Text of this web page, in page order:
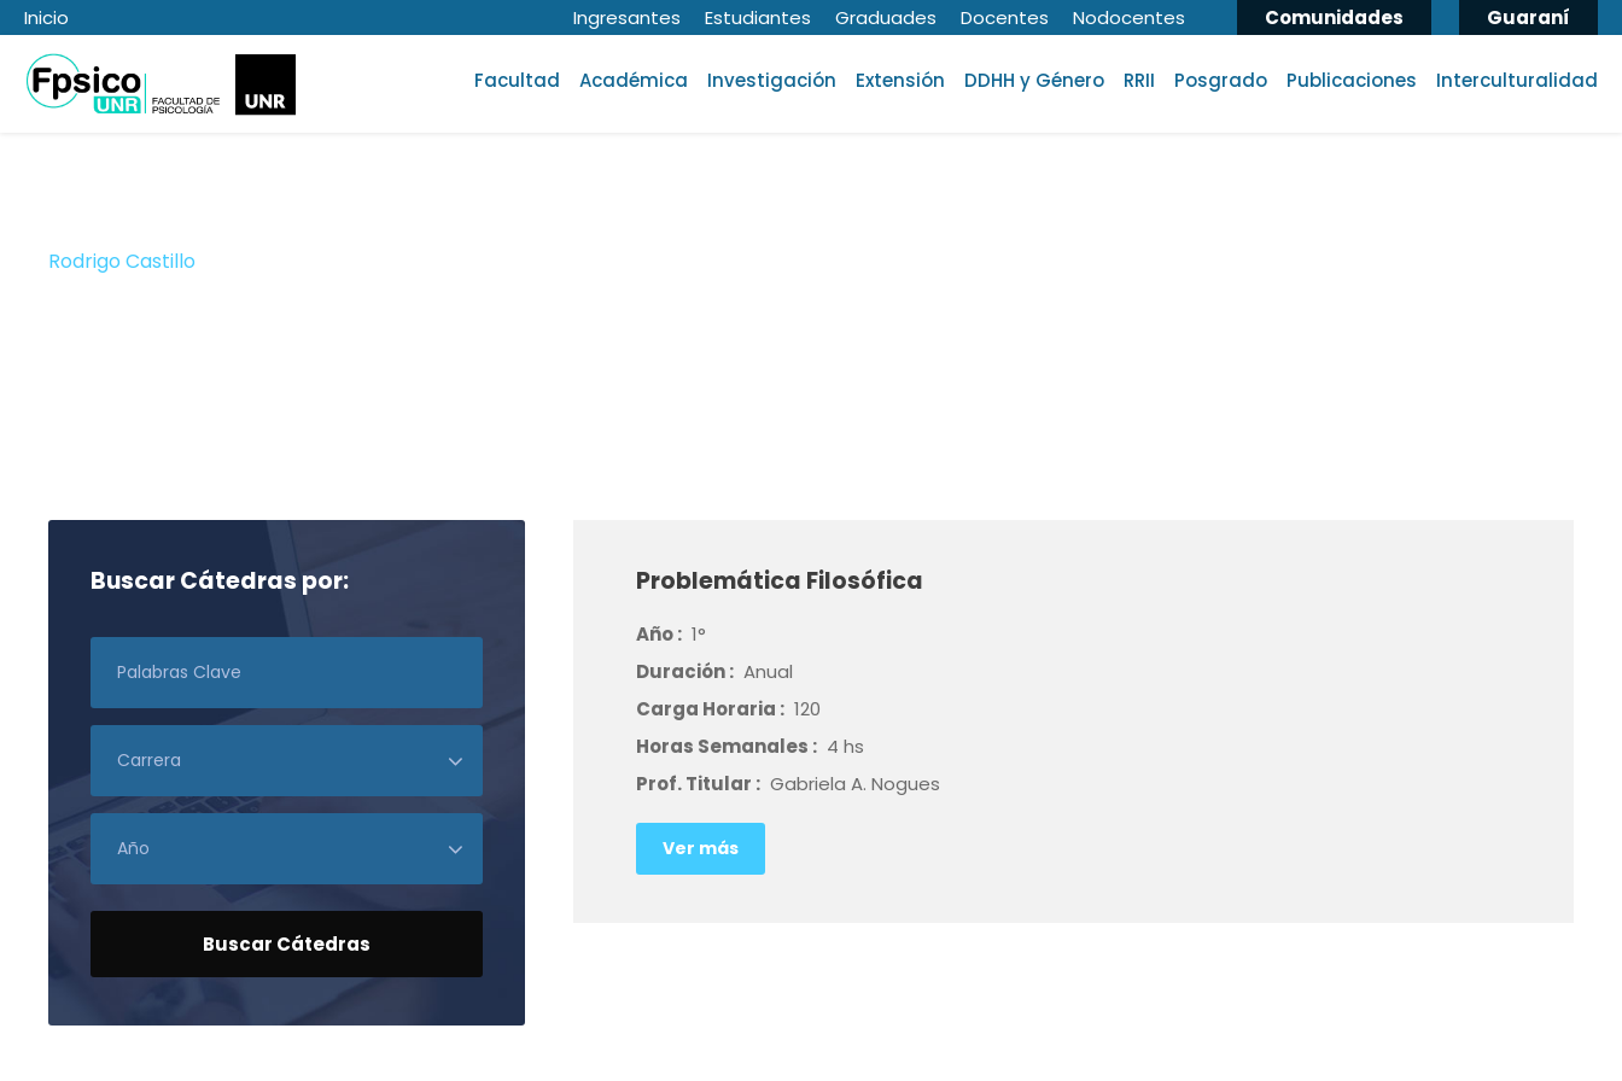
Inicio Ingresantes Estudiantes Graduades Docentes Nodocentes Comunidades Guaraní
Facultad Académica Investigación Extensión DDHH y Género RRII Posgrado Publicaciones Interculturalidad
Rodrigo Castillo
Problemática Filosófica
Año : 1°
Duración : Anual
Carga Horaria : 120
Horas Semanales : 4 hs
Prof. Titular : Gabriela A. Nogues
Ver más
Buscar Cátedras por: